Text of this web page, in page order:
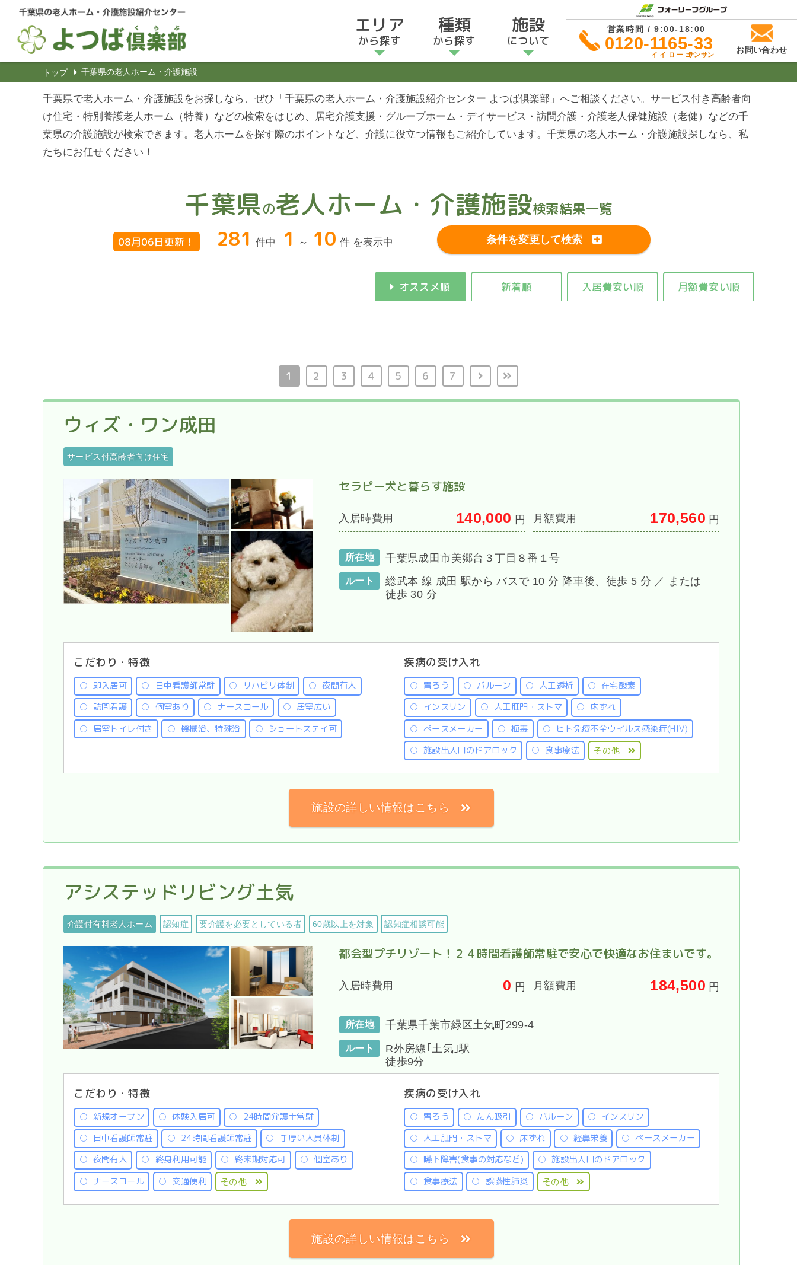
営業時間 / 9:00-18:00
0120-1165-33
イイローゴサンサン お問い合わせ
エリア
から探す
種類
から探す
施設
について
トップ 千葉県の老人ホーム・介護施設
千葉県で老人ホーム・介護施設をお探しなら、ぜひ「千葉県の老人ホーム・介護施設紹介センター よつば倶楽部」へご相談ください。サービス付き高齢者向
け住宅・特別養護老人ホーム（特養）などの検索をはじめ、居宅介護支援・グループホーム・デイサービス・訪問介護・介護老人保健施設（老健）などの千
葉県の介護施設が検索できます。老人ホームを探す際のポイントなど、介護に役立つ情報もご紹介しています。千葉県の老人ホーム・介護施設探しなら、私
たちにお任せください！
千葉県の老人ホーム・介護施設検索結果一覧
08月06日更新！ 281 件中 1 ～ 10 件 を表示中 条件を変更して検索
オススメ順 新着順 入居費安い順 月額費安い順
1 2 3 4 5 6 7
ウィズ・ワン成田
サービス付高齢者向け住宅
セラピー犬と暮らす施設
入居時費用 140,000 円 月額費用 170,560 円
所在地 千葉県成田市美郷台３丁目８番１号
ルート
総武本 線 成田 駅から バスで 10 分 降車後、徒歩 5 分 ／ または
徒歩 30 分
こだわり・特徴
即入居可 日中看護師常駐 リハビリ体制
夜間有人
訪問看護
個室あり ナースコール
居室広い
居室トイレ付き
機械浴、特殊浴 ショートステイ可
疾病の受け入れ
胃ろう バルーン 人工透析
在宅酸素
インスリン
人工肛門・ストマ
床ずれ
ペースメーカー
梅毒
ヒト免疫不全ウイルス感染症(HIV)
施設出入口のドアロック
食事療法 その他
施設の詳しい情報はこちら
アシステッドリビング土気
介護付有料老人ホーム 認知症 要介護を必要としている者 60歳以上を対象 認知症相談可能
都会型プチリゾート！２４時間看護師常駐で安心で快適なお住まいです。
入居時費用 0 円 月額費用 184,500 円
所在地 千葉県千葉市緑区土気町299-4
ルート
R外房線｢土気｣駅
徒歩9分
こだわり・特徴
新規オープン 体験入居可
24時間介護士常駐
日中看護師常駐
24時間看護師常駐
手厚い人員体制
夜間有人
終身利用可能 終末期対応可
個室あり
ナースコール
交通便利 その他
疾病の受け入れ
胃ろう たん吸引 バルーン
インスリン
人工肛門・ストマ
床ずれ 経鼻栄養
ペースメーカー
嚥下障害(食事の対応など)
施設出入口のドアロック
食事療法
誤嚥性肺炎 その他
施設の詳しい情報はこちら